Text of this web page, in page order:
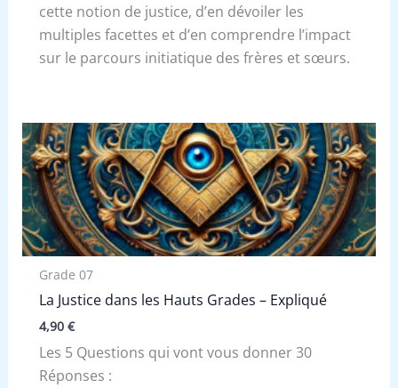
cette notion de justice, d’en dévoiler les
multiples facettes et d’en comprendre l’impact
sur le parcours initiatique des frères et sœurs.
Grade 07
La Justice dans les Hauts Grades – Expliqué
4,90 €
Les 5 Questions qui vont vous donner 30
Réponses :